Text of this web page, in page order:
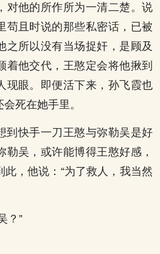
对他的所作所为一清二楚。说
苟且时说的那些私密话，已被
之所以没有当场捉奸，是顾及
着他交代，王憨定会将他揪到
现眼。即便活下来，孙飞霞也
死在她手里。
到快手一刀王憨与弥勒吴是好
勒吴，或许能博得王憨好感，
，他说：“为了救人，我当然
？”